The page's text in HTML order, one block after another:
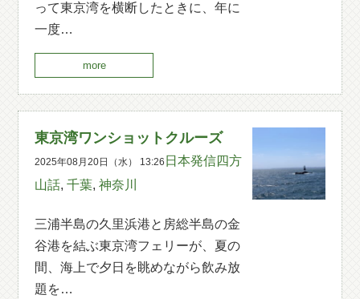
って東京湾を横断したときに、年に
一度…
more
東京湾ワンショットクルーズ
2025年08月20日（水） 13:26 日本発信四方
山話,千葉,神奈川
三浦半島の久里浜港と房総半島の金
谷港を結ぶ東京湾フェリーが、夏の
間、海上で夕日を眺めながら飲み放
題を…